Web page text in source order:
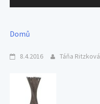
Domů
8.4.2016 Táňa Ritzková